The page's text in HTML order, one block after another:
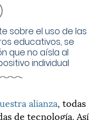
sobre el uso de las
educativos, se
que no aísla al
individual
alianza, todas
de tecnología. Así